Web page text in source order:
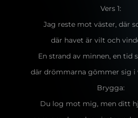
Vers 1:
Jag reste mot väster, där
där havet är vilt och
En strand av minnen, en tid
där drömmarna gömmer sig i
Brygga:
Du log mot mig, men ditt